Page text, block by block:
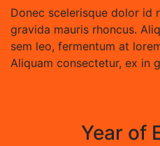
Donec scelerisque dolor id
gravida mauris rhoncus.
sem leo, fermentum at
Aliquam consectetur, ex in
Year of